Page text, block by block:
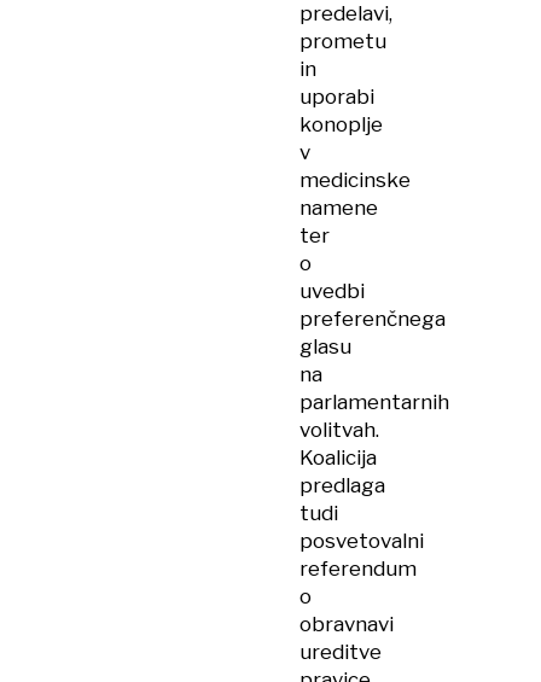
predelavi,
prometu
in
uporabi
konoplje
v
medicinske
namene
ter
o
uvedbi
preferenčnega
glasu
na
parlamentarnih
volitvah.
Koalicija
predlaga
tudi
posvetovalni
referendum
o
obravnavi
ureditve